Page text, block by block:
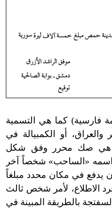
فارسية) كما هي التسمية
والعراق، أو الكمبيالة في
هي صك محرر وفق شكل
«الساحب» شخصاً آخر
يدفع في مكان محدد مبلغاً
الاطلاع، لأمر شخص ثالث
بالطريقة المبينة في